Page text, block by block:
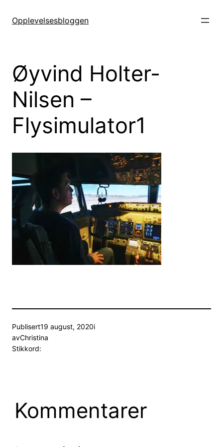
Opplevelsesbloggen
Øyvind Holter-
Nilsen –
Flysimulator1
Publisert19 august, 2020i
avChristina
Stikkord:
Kommentarer